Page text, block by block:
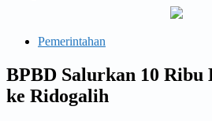
Pemerintahan
BPBD Salurkan 10
ke Ridogalih